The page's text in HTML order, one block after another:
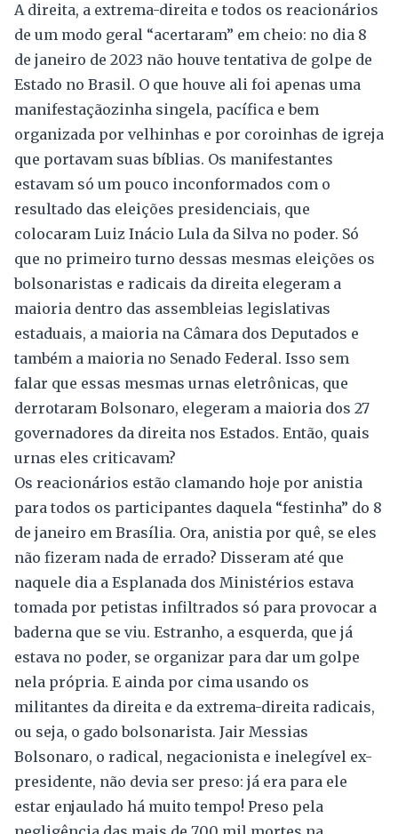
A direita, a extrema-direita e todos os reacionários
de um modo geral “acertaram” em cheio: no dia 8
de janeiro de 2023 não houve tentativa de golpe de
Estado no Brasil. O que houve ali foi apenas uma
manifestaçãozinha singela, pacífica e bem
organizada por velhinhas e por coroinhas de igreja
que portavam suas bíblias. Os manifestantes
estavam só um pouco inconformados com o
resultado das eleições presidenciais, que
colocaram Luiz Inácio Lula da Silva no poder. Só
que no primeiro turno dessas mesmas eleições os
bolsonaristas e radicais da direita elegeram a
maioria dentro das assembleias legislativas
estaduais, a maioria na Câmara dos Deputados e
também a maioria no Senado Federal. Isso sem
falar que essas mesmas urnas eletrônicas, que
derrotaram Bolsonaro, elegeram a maioria dos 27
governadores da direita nos Estados. Então, quais
urnas eles criticavam?
Os reacionários estão clamando hoje por anistia
para todos os participantes daquela “festinha” do 8
de janeiro em Brasília. Ora, anistia por quê, se eles
não fizeram nada de errado? Disseram até que
naquele dia a Esplanada dos Ministérios estava
tomada por petistas infiltrados só para provocar a
baderna que se viu. Estranho, a esquerda, que já
estava no poder, se organizar para dar um golpe
nela própria. E ainda por cima usando os
militantes da direita e da extrema-direita radicais,
ou seja, o gado bolsonarista. Jair Messias
Bolsonaro, o radical, negacionista e inelegível ex-
presidente, não devia ser preso: já era para ele
estar enjaulado há muito tempo! Preso pela